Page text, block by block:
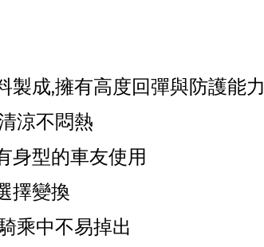
製成,擁有高度回彈與防護能力
涼不悶熱
身型的車友使用
擇變換
乘中不易掉出